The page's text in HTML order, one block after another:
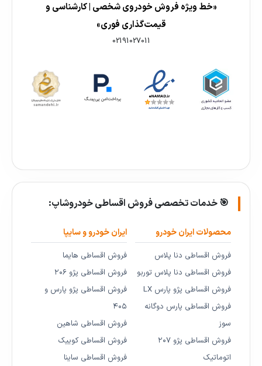
«خط ویژه فروش خودروی شخصی | کارشناسی و
قیمت‌گذاری فوری»
02191027011
🎯 خدمات تخصصی فروش اقساطی خودروشاپ:
محصولات ایران خودرو
فروش اقساطی دنا پلاس
فروش اقساطی دنا پلاس توربو
فروش اقساطی پژو پارس LX
فروش اقساطی پارس دوگانه
سوز
فروش اقساطی پژو ۲۰۷
اتوماتیک
ایران خودرو و سایپا
فروش اقساطی هایما
فروش اقساطی پژو ۲۰۶
فروش اقساطی پژو پارس و
۴۰۵
فروش اقساطی شاهین
فروش اقساطی کوییک
فروش اقساطی ساینا